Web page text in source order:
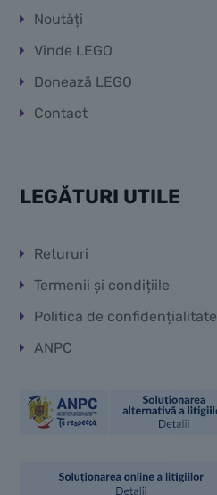
Noutăți
Vinde LEGO
Donează LEGO
Contact
LEGĂTURI UTILE
Retururi
Termenii și condițiile
Politica de confidențialitate
ANPC